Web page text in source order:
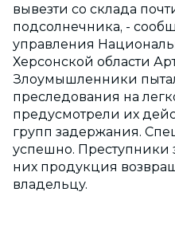
вывезти со склада
подсолнечника, -
управления
Херсонской области
Злоумышленники
преследования на
предусмотрели их
групп задержания.
успешно. Преступники
них продукция
владельцу.